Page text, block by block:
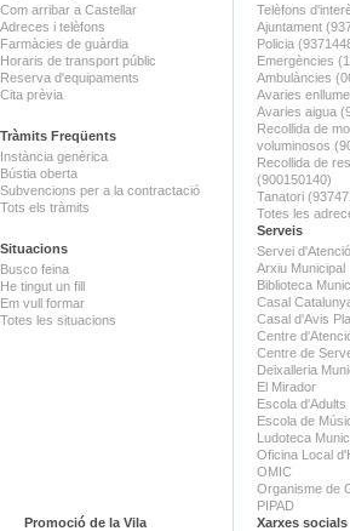
Com arribar a Castellar
Adreces i telèfons
Farmàcies de guàrdia
Horaris de transport públic
Reserva d'equipaments
Cita prèvia
Tràmits Freqüents
Instància genèrica
Bústia oberta
Subvencions per a la contractació
Tots els tràmits
Situacions
Busco feina
He tingut un fill
Em vull formar
Totes les situacions
Telèfons
Ajuntament
Policia
Emergències
Ambulàncies
Avaries
Avaries aigua
Recollida de
voluminosos
Recollida de
(900150140)
Tanatori
Totes les
Serveis
Servei
Arxiu Municipal
Biblioteca
Casal
Casal d'Avis
Centre
Centre de
Deixalleria
El Mirador
Escola d'Adults
Escola de
Ludoteca
Oficina Local
OMIC
Organisme de
PIPAD
Promoció de la Vila
Xarxes socials